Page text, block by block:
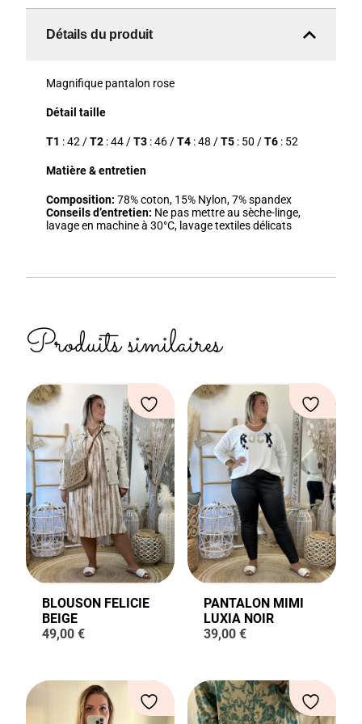
Détails du produit
Magnifique pantalon rose
Détail taille
T1 : 42 /T2 : 44 /T3 : 46 /T4 : 48 /T5 : 50 /T6 : 52
Matière & entretien
Composition: 78% coton, 15% Nylon, 7% spandex
Conseils d’entretien: Ne pas mettre au sèche-linge,
lavage en machine à 30°C, lavage textiles délicats
Produits similaires
BLOUSON FELICIE
BEIGE
49,00 €
PANTALON MIMI
LUXIA NOIR
39,00 €